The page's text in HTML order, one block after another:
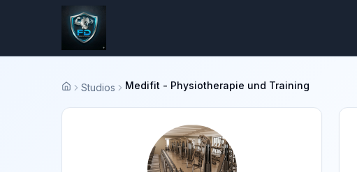
Startseite
Studios Medifit - Physiotherapie und Training